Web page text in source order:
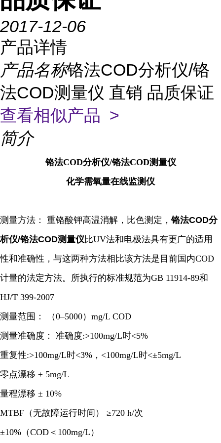
2017-12-06
产品详情
产品名称铬法COD分析仪/铬
法COD测量仪 直销 品质保证
查看相似产品 >
简介
铬法COD分析仪/铬法COD测量仪
化学需氧量在线监测仪
测量方法： 重铬酸钾高温消解，比色测定，铬法COD分
析仪/铬法COD测量仪比UV法和电极法具有更广的适用
性和准确性，与这两种方法相比该方法是目前国内COD
计量的法定方法。所执行的标准规范为GB 11914-89和
HJ/T 399-2007
测量范围： （0–5000）mg/L COD
测量准确度： 准确度:>100mg/L时<5%
重复性:>100mg/L时<3%，<100mg/L时<±5mg/L
零点漂移 ± 5mg/L
量程漂移 ± 10%
MTBF（无故障运行时间） ≥720 h/次
±10% （COD ＜ 100mg/L ）